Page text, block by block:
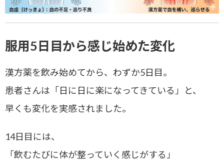
服用5日目から感じ始めた変化
漢方薬を飲み始めてから、わずか5日目。
患者さんは「日に日に楽になってきている」と、
早くも変化を実感されました。
14日目には、
「飲むたびに体が整っていく感じがする」